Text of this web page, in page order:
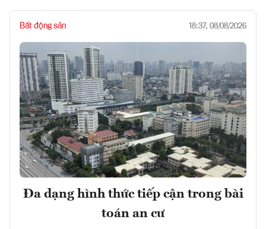
Bất động sản 18:37, 08/08/2026
Đa dạng hình thức tiếp cận trong bài
toán an cư